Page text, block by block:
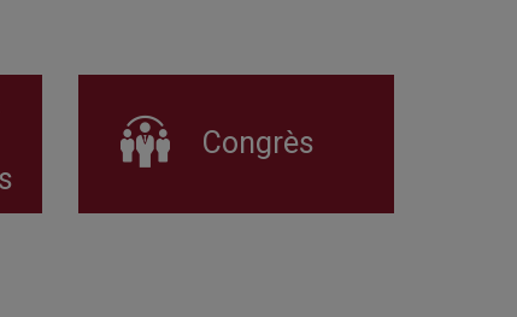
Congrès